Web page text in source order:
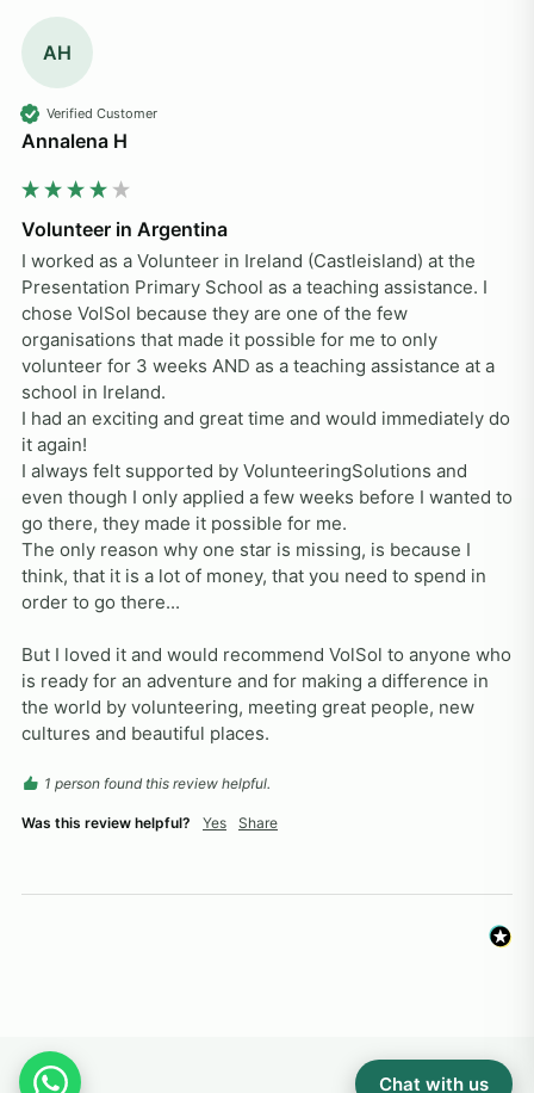
AH
Verified Customer
Annalena H
Volunteer in Argentina
I worked as a Volunteer in Ireland (Castleisland) at the
Presentation Primary School as a teaching assistance. I
chose VolSol because they are one of the few
organisations that made it possible for me to only
volunteer for 3 weeks AND as a teaching assistance at a
school in Ireland.
I had an exciting and great time and would immediately do
it again!
I always felt supported by VolunteeringSolutions and
even though I only applied a few weeks before I wanted to
go there, they made it possible for me.
The only reason why one star is missing, is because I
think, that it is a lot of money, that you need to spend in
order to go there...
But I loved it and would recommend VolSol to anyone who
is ready for an adventure and for making a difference in
the world by volunteering, meeting great people, new
cultures and beautiful places.
1 person found this review helpful.
Was this review helpful? Yes Share
Chat with us